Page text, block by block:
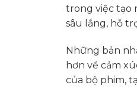
trong việc tạo
sâu lắng, hỗ
Những bản
hơn về cảm
của bộ phim,